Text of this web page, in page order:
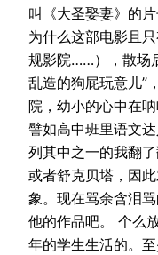
叫《大圣娶妻》的
为什么这部电影且
规影院……），散场
乱造的狗屁玩意儿”
院，幼小的心中在
譬如高中班里语文
列其中之一的我翻
或者舒克贝塔，因
象。现在骂余含泪
他的作品吧。 个么
年的学生生活的。